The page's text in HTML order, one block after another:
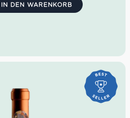
IN DEN WARENKORB